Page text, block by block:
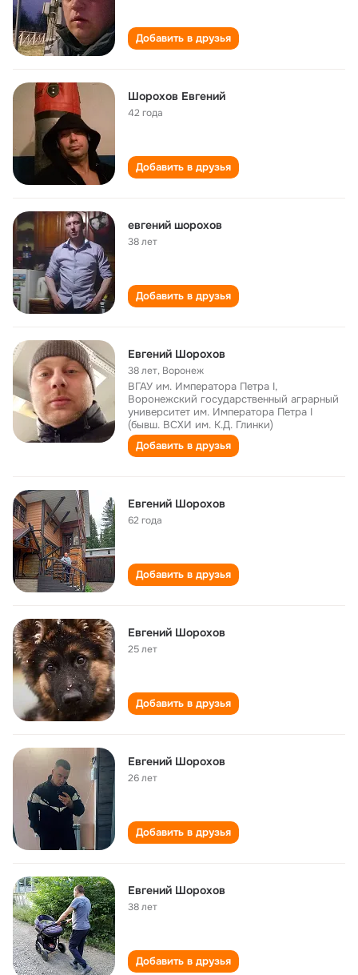
Добавить в друзья
Шорохов Евгений
42 года
Добавить в друзья
евгений шорохов
38 лет
Добавить в друзья
Евгений Шорохов
38 лет, Воронеж
ВГАУ им. Императора Петра I,
Воронежский государственный аграрный
университет им. Императора Петра I
(бывш. ВСХИ им. К.Д. Глинки)
Добавить в друзья
Евгений Шорохов
62 года
Добавить в друзья
Евгений Шорохов
25 лет
Добавить в друзья
Евгений Шорохов
26 лет
Добавить в друзья
Евгений Шорохов
38 лет
Добавить в друзья